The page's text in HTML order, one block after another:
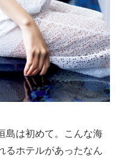
島は初めて。こんな海
るホテルがあったなん